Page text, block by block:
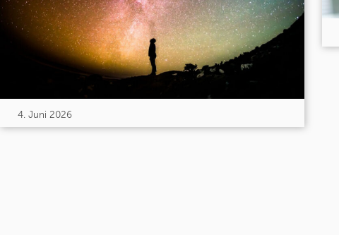
4. Juni 2026